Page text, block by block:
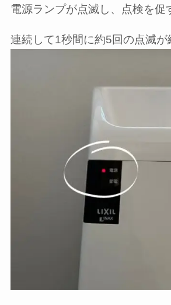
電源ランプが点滅し、点検を促
連続して1秒間に約5回の点滅が